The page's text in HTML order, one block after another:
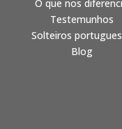
O que nos
Testemunhos
Solteiros
Blog